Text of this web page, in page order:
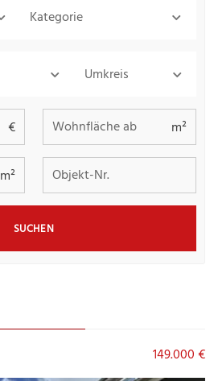
Kategorie
Umkreis
€ Wohnfläche ab m²
m² Objekt-Nr.
SUCHEN
149.000 €